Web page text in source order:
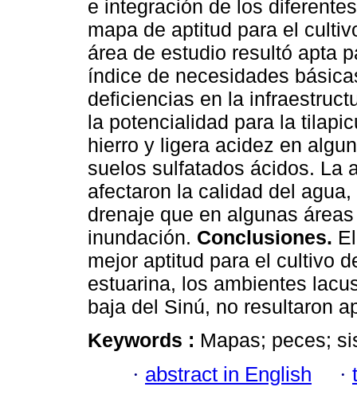
e integración de los
mapa de aptitud para el
área de estudio resultó apta
índice de necesidades
deficiencias en la
la potencialidad para la
hierro y ligera acidez en
suelos sulfatados ácidos. La
afectaron la calidad del
drenaje que en algunas
inundación. Conclusiones.
mejor aptitud para el cultivo
estuarina, los ambientes
baja del Sinú, no resultaron
Keywords : Mapas; peces;
· abstract in English ·